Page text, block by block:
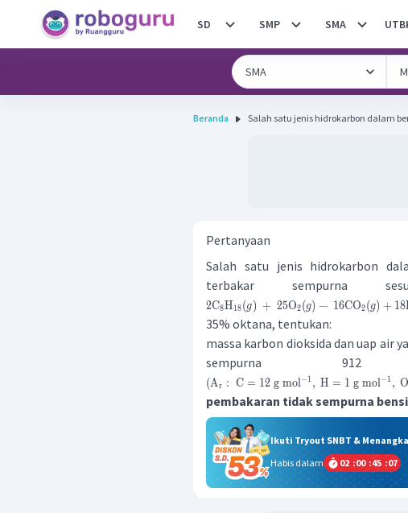
SD SMP SMA
Beranda Salah satu jenis hidrokarbon dalam
Pertanyaan
Salah satu jenis hidrokarbon
terbakar sempurna
2C8H18(g) + 25O2(g) → 16CO2(g) + 18
35% oktana, tentukan:
massa karbon dioksida dan uap air
sempurna
(Ar : C = 12 g mol−1 , H = 1 g mol−1 , O
pembakaran tidak sempurna
Ikuti Tryout SNBT &
Habis dalam
02 :00 :45 :07